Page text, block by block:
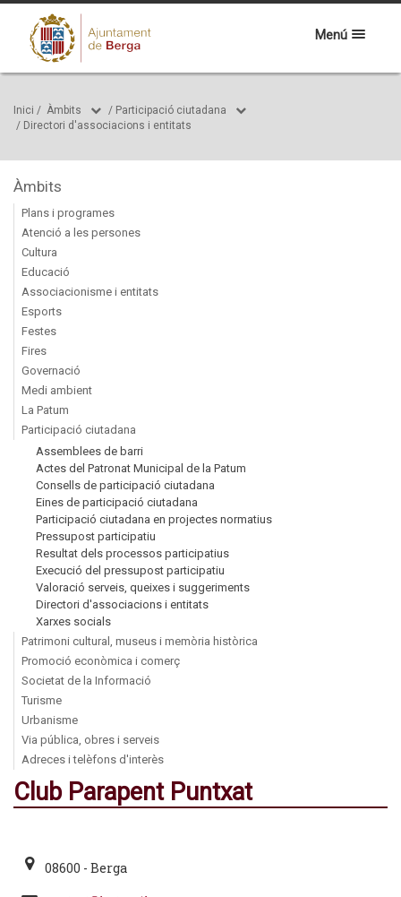
Menú
Inici / Àmbits / Participació ciutadana
/ Directori d'associacions i entitats
Àmbits
Plans i programes
Atenció a les persones
Cultura
Educació
Associacionisme i entitats
Esports
Festes
Fires
Governació
Medi ambient
La Patum
Participació ciutadana
Assemblees de barri
Actes del Patronat Municipal de la Patum
Consells de participació ciutadana
Eines de participació ciutadana
Participació ciutadana en projectes normatius
Pressupost participatiu
Resultat dels processos participatius
Execució del pressupost participatiu
Valoració serveis, queixes i suggeriments
Directori d'associacions i entitats
Xarxes socials
Patrimoni cultural, museus i memòria històrica
Promoció econòmica i comerç
Societat de la Informació
Turisme
Urbanisme
Via pública, obres i serveis
Adreces i telèfons d'interès
Club Parapent Puntxat
08600 - Berga